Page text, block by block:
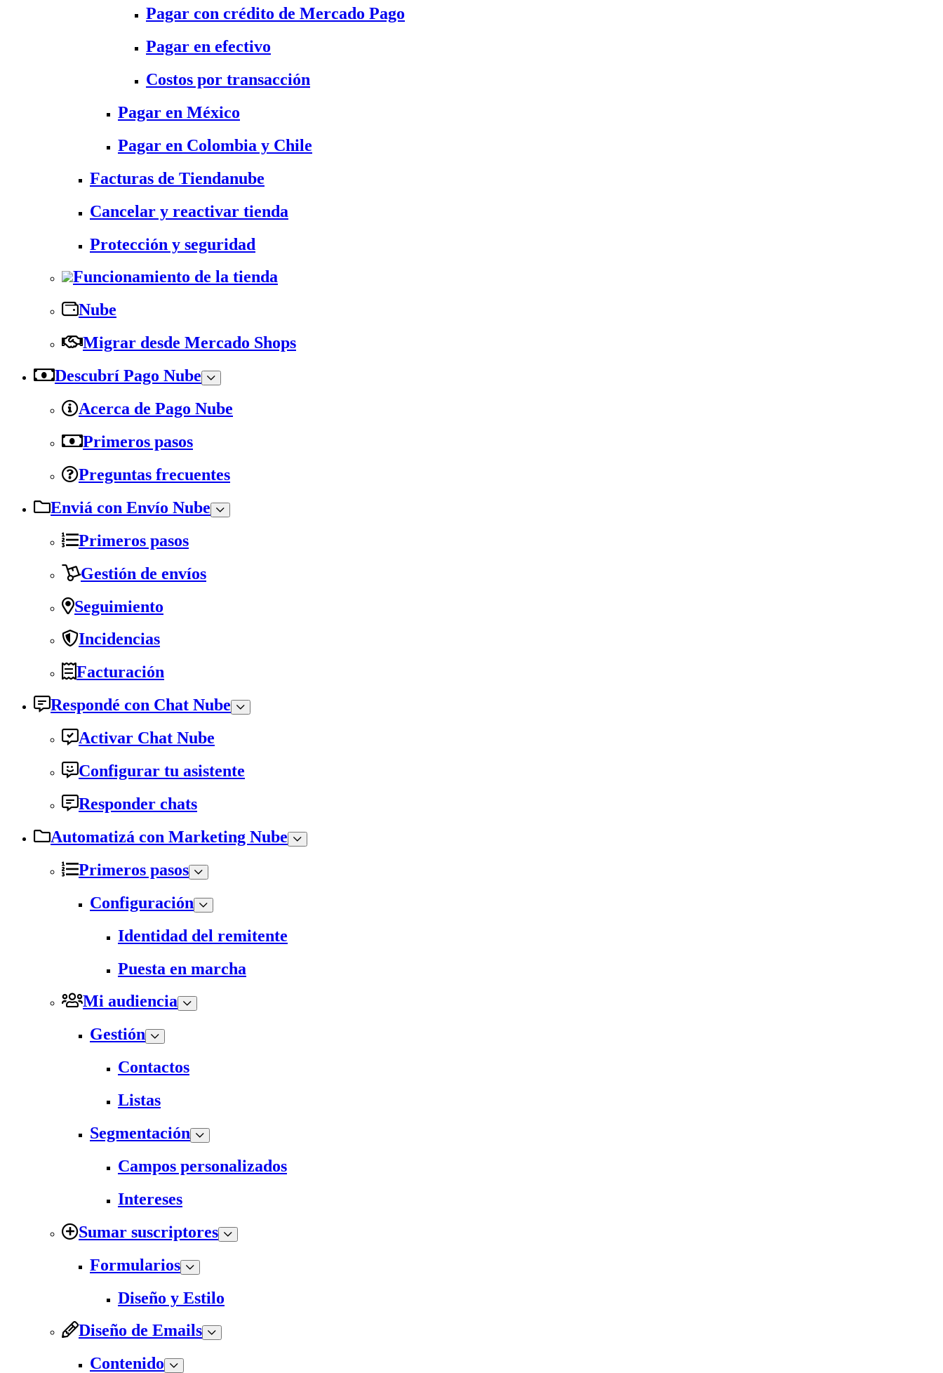
Pagar con crédito de Mercado Pago
Pagar en efectivo
Costos por transacción
Pagar en México
Pagar en Colombia y Chile
Facturas de Tiendanube
Cancelar y reactivar tienda
Protección y seguridad
Funcionamiento de la tienda
Nube
Migrar desde Mercado Shops
Descubrí Pago Nube
Acerca de Pago Nube
Primeros pasos
Preguntas frecuentes
Enviá con Envío Nube
Primeros pasos
Gestión de envíos
Seguimiento
Incidencias
Facturación
Respondé con Chat Nube
Activar Chat Nube
Configurar tu asistente
Responder chats
Automatizá con Marketing Nube
Primeros pasos
Configuración
Identidad del remitente
Puesta en marcha
Mi audiencia
Gestión
Contactos
Listas
Segmentación
Campos personalizados
Intereses
Sumar suscriptores
Formularios
Diseño y Estilo
Diseño de Emails
Contenido